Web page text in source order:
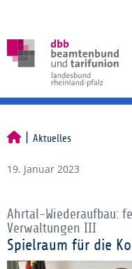
Aktuelles
19. Januar 2023
Ahrtal-Wiederaufbau:
Verwaltungen III
Spielraum für die